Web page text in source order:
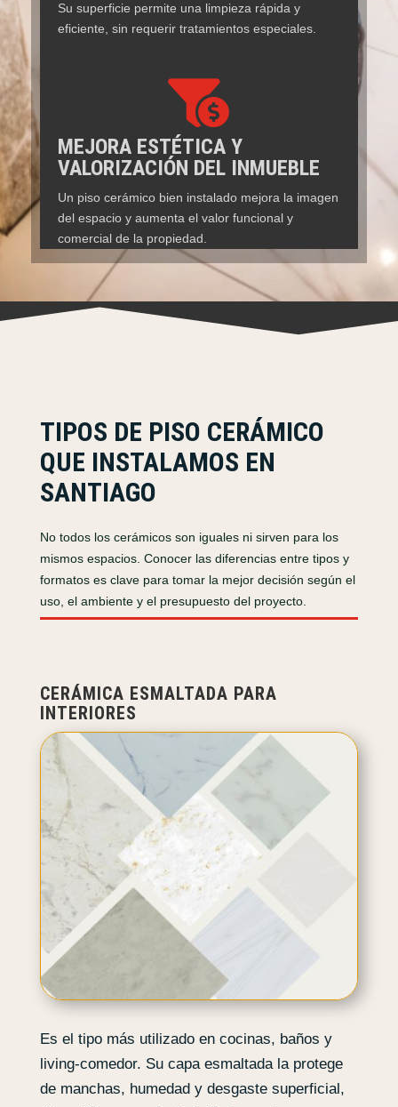
Su superficie permite una limpieza rápida y
eficiente, sin requerir tratamientos especiales.

MEJORA ESTÉTICA Y
VALORIZACIÓN DEL INMUEBLE
Un piso cerámico bien instalado mejora la imagen
del espacio y aumenta el valor funcional y
comercial de la propiedad.
TIPOS DE PISO CERÁMICO
QUE INSTALAMOS EN
SANTIAGO
No todos los cerámicos son iguales ni sirven para los
mismos espacios. Conocer las diferencias entre tipos y
formatos es clave para tomar la mejor decisión según el
uso, el ambiente y el presupuesto del proyecto.
CERÁMICA ESMALTADA PARA
INTERIORES
Es el tipo más utilizado en cocinas, baños y
living-comedor. Su capa esmaltada la protege
de manchas, humedad y desgaste superficial,